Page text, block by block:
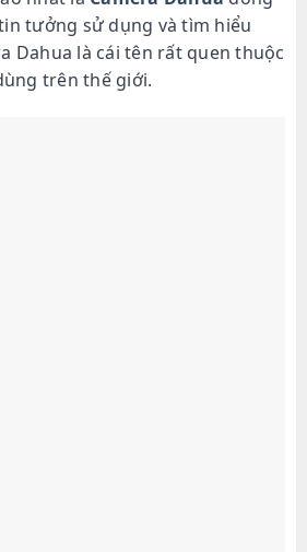
tưởng sử dụng và tìm hiểu
Dahua là cái tên rất quen thuộc
trên thế giới.